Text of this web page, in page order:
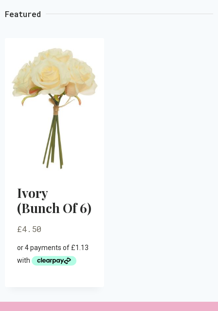
Featured
Ivory
(Bunch Of 6)
£4.50